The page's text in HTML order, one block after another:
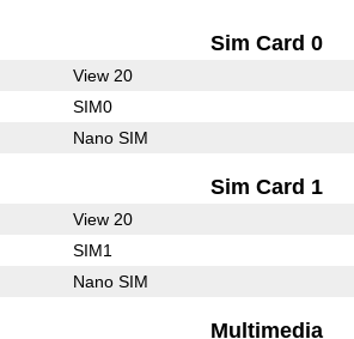
Sim Card 0
View 20
SIM0
Nano SIM
Sim Card 1
View 20
SIM1
Nano SIM
Multimedia